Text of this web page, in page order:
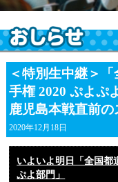
＜特別生中継＞
手権 2020 ぷよぷ
鹿児島本戦直前の
2020年12月18日
いよいよ明日「全国都
ぷよ部門」